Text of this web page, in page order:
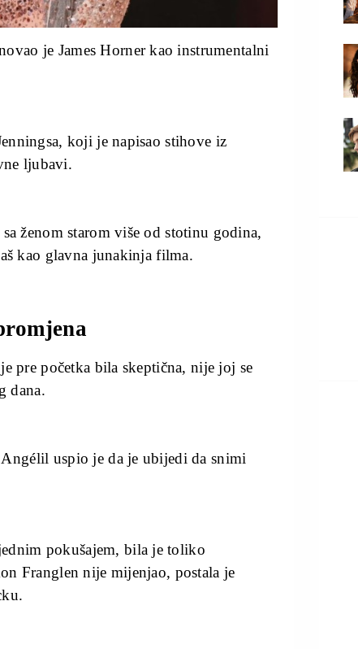
je James Horner kao instrumentalni
koji je napisao stihove iz
ljubavi.
ženom starom više od stotinu godina,
kao glavna junakinja filma.
pre početka bila skeptična, nije joj se
dana.
uspio je da je ubijedi da snimi
pokušajem, bila je toliko
Franglen nije mijenjao, postala je